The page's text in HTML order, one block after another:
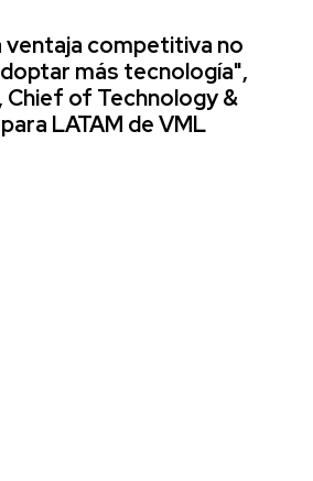
ventaja competitiva no
más tecnología",
Chief of Technology &
LATAM de VML